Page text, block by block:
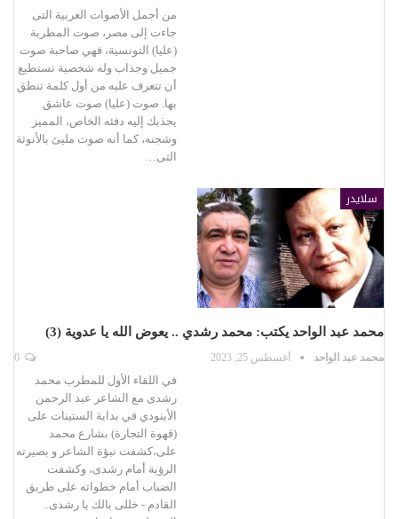
من أجمل الأصوات العربية التى
جاءت إلى مصر، صوت المطربة
(عليا) التونسية، فهي صاحبة صوت
جميل وجذاب وله شخصية تستطيع
أن تتعرف عليه من أول كلمة تنطق
بها. صوت (عليا) صوت عاشق
يجذبك إليه دفئه الخاص، المميز
وشجنه، كما أنه صوت مليئ بالأنوثة
التى…
سلايدر
محمد عبد الواحد يكتب: محمد رشدي .. يعوض الله يا عدوية (3)
محمد عبد الواحد أغسطس 25, 2023
في اللقاء الأول للمطرب محمد
رشدى مع الشاعر عبد الرحمن
الأبنودي في بداية الستينات على
(قهوة التجارة) بشارع محمد
على،كشفت نبؤة الشاعر و بصيرته
الرؤية أمام رشدى، وكشفت
الضباب أمام خطواته على طريق
القادم - خللى بالك يا رشدى..